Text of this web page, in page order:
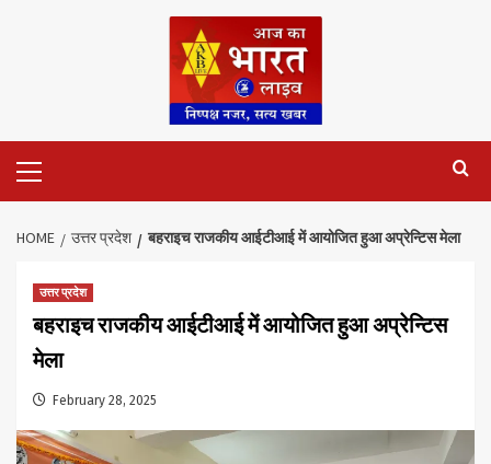
Menu
HOME उत्तर प्रदेश बहराइच राजकीय आईटीआई में आयोजित हुआ अप्रेन्टिस मेला
उत्तर प्रदेश
बहराइच राजकीय आईटीआई में आयोजित हुआ अप्रेन्टिस
मेला
February 28, 2025